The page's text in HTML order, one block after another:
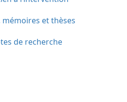
mémoires et thèses
de recherche